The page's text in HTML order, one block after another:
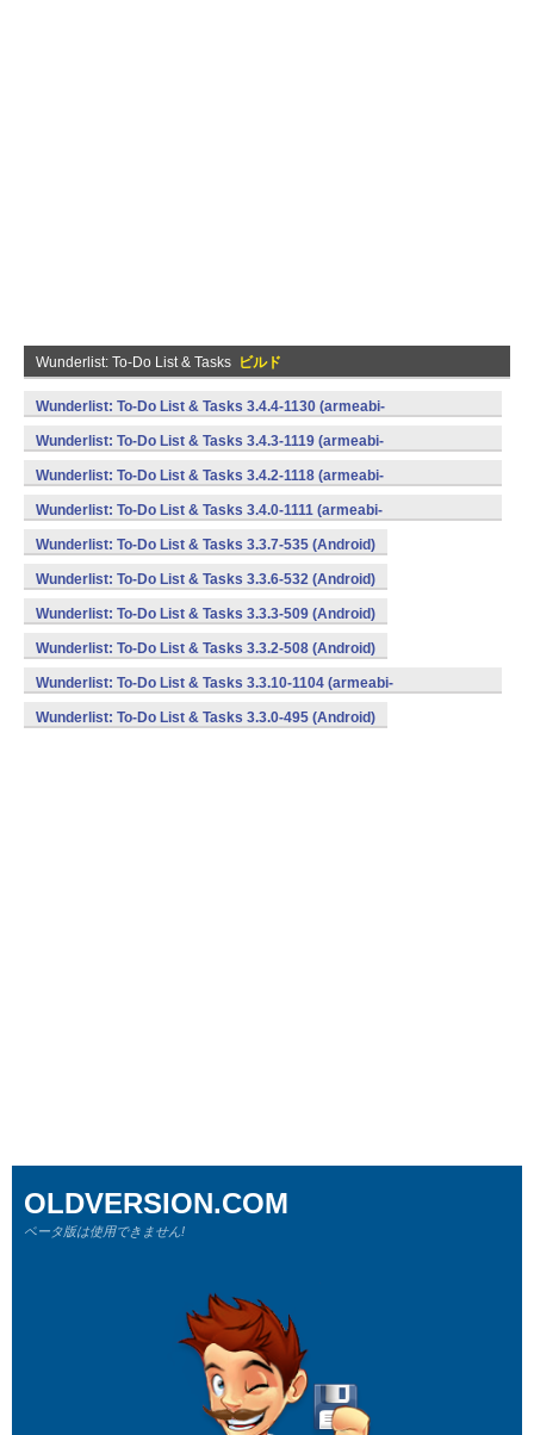
Wunderlist: To-Do List & Tasks ビルド
Wunderlist: To-Do List & Tasks 3.4.4-1130 (armeabi-
v7a,mips,x86) (Android)
Wunderlist: To-Do List & Tasks 3.4.3-1119 (armeabi-
v7a,mips,x86) (Android)
Wunderlist: To-Do List & Tasks 3.4.2-1118 (armeabi-
v7a,mips,x86) (Android)
Wunderlist: To-Do List & Tasks 3.4.0-1111 (armeabi-
v7a,mips,x86) (Android)
Wunderlist: To-Do List & Tasks 3.3.7-535 (Android)
Wunderlist: To-Do List & Tasks 3.3.6-532 (Android)
Wunderlist: To-Do List & Tasks 3.3.3-509 (Android)
Wunderlist: To-Do List & Tasks 3.3.2-508 (Android)
Wunderlist: To-Do List & Tasks 3.3.10-1104 (armeabi-
v7a,mips,x86) (Android)
Wunderlist: To-Do List & Tasks 3.3.0-495 (Android)
OLDVERSION.COM
ベータ版は使用できません!